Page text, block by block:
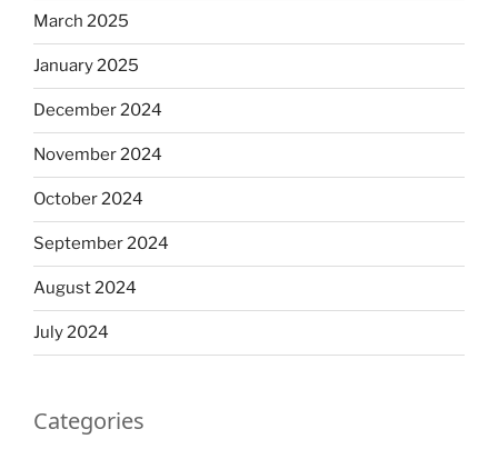
March 2025
January 2025
December 2024
November 2024
October 2024
September 2024
August 2024
July 2024
Categories